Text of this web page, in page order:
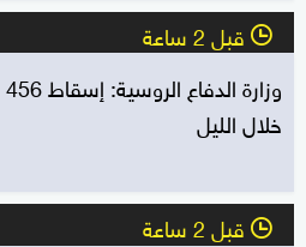
l قبل 2 ساعة
خلال الليل
l قبل 2 ساعة